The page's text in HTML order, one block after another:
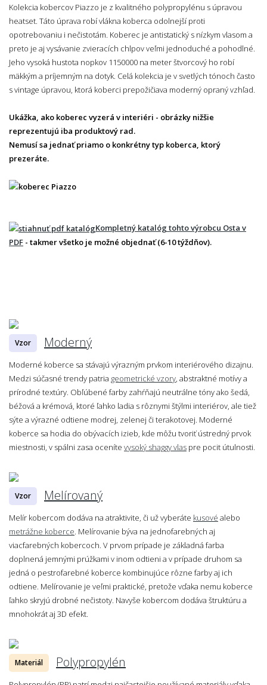
Kolekcia kobercov Piazzo je z kvalitného polypropylénu s úpravou
heatset. Táto úprava robí vlákna koberca odolnejší proti
opotrebovaniu i nečistotám. Koberec je antistatický s nízkym vlasom a
preto je aj vysávanie zvieracích chlpov veľmi jednoduché a pohodlné.
Jeho vysoká hustota nopkov 1150000 na meter štvorcový ho robí
mäkkým a príjemným na dotyk. Celá kolekcia je v svetlých tónoch často
s vintage úpravou, ktorá koberci prepožičiava moderný opraný vzhľad.
Ukážka, ako koberec vyzerá v interiéri - obrázky nižšie
reprezentujú iba produktový rad.
Nemusí sa jednať priamo o konkrétny typ koberca, ktorý
prezeráte.
Kompletný katalóg tohto výrobcu Osta v
PDF - takmer všetko je možné objednať (6-10 týždňov).
Vzor Moderný
Moderné koberce sa stávajú výrazným prvkom interiérového dizajnu.
Medzi súčasné trendy patria geometrické vzory , abstraktné motívy a
prírodné textúry. Obľúbené farby zahŕňajú neutrálne tóny ako šedá,
béžová a krémová, ktoré ľahko ladia s rôznymi štýlmi interiérov, ale tiež
sýte a výrazné odtiene modrej, zelenej či terakotovej. Moderné
koberce sa hodia do obývacích izieb, kde môžu tvoriť ústredný prvok
miestnosti, v spálni zasa oceníte vysoký shaggy vlas pre pocit útulnosti.
Vzor Melírovaný
Melír kobercom dodáva na atraktivite, či už vyberáte kusové alebo
metrážne koberce . Melírovanie býva na jednofarebných aj
viacfarebných kobercoch. V prvom prípade je základná farba
doplnená jemnými prúžkami v inom odtieni a v prípade druhom sa
jedná o pestrofarebné koberce kombinujúce rôzne farby aj ich
odtiene. Melírovanie je veľmi praktické, pretože vďaka nemu koberce
ľahko skryjú drobné nečistoty. Navyše kobercom dodáva štruktúru a
mnohokrát aj 3D efekt.
Materiál Polypropylén